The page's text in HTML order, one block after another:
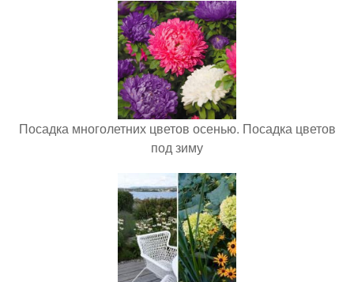
Посадка многолетних цветов осенью. Посадка цветов
под зиму